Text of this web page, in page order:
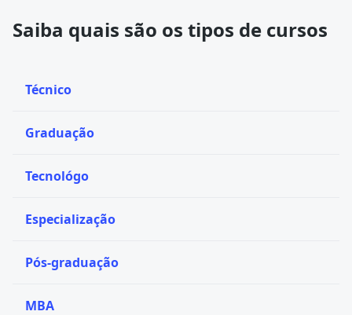
Saiba quais são os tipos de cursos
Técnico
Graduação
Tecnológo
Especialização
Pós-graduação
MBA